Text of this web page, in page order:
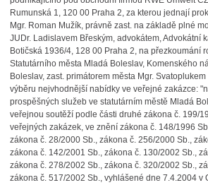
Rumunská 1, 120 00 Praha 2, za kterou jednají
Mgr. Roman Mužík, právně zast. na základě plné
JUDr. Ladislavem Břeským, advokátem, Advokátní
Botičská 1936/4, 128 00 Praha 2, na přezkoumání
Statutárního města Mladá Boleslav, Komenského
Boleslav, zast. primátorem města Mgr.
výběru nejvhodnější nabídky ve veřejné zakázce:
prospěšných služeb ve statutárním městě Mladá
veřejnou soutěží podle části druhé zákona č. 199/
veřejných zakázek, ve znění zákona č. 148/1996
zákona č. 28/2000 Sb., zákona č. 256/2000 Sb.,
zákona č. 142/2001 Sb., zákona č. 130/2002 Sb.,
zákona č. 278/2002 Sb., zákona č. 320/2002 Sb.,
zákona č. 517/2002 Sb., vyhlášené dne 7.4.2004 v